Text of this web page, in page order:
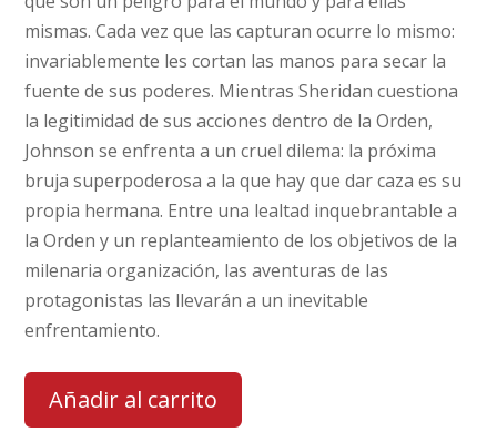
mismas. Cada vez que las capturan ocurre lo mismo:
invariablemente les cortan las manos para secar la
fuente de sus poderes. Mientras Sheridan cuestiona
la legitimidad de sus acciones dentro de la Orden,
Johnson se enfrenta a un cruel dilema: la próxima
bruja superpoderosa a la que hay que dar caza es su
propia hermana. Entre una lealtad inquebrantable a
la Orden y un replanteamiento de los objetivos de la
milenaria organización, las aventuras de las
protagonistas las llevarán a un inevitable
enfrentamiento.
Añadir al carrito